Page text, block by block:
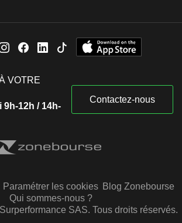
VOTRE
9h-12h / 14h-
Contactez-nous
Paramétrer les cookies Blog Zonebourse
Qui sommes-nous ?
SAS. Tous droits réservés.